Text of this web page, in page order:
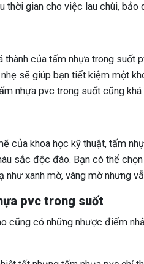
thời gian cho việc lau chùi, bảo
của tấm nhựa trong suốt
sẽ giúp bạn tiết kiệm một
nhựa pvc trong suốt cũng khá
của khoa học kỹ thuật, tấm
sắc độc đáo. Bạn có thể
như xanh mờ, vàng mờ nhưng
pvc trong suốt
cũng có những nhược điểm